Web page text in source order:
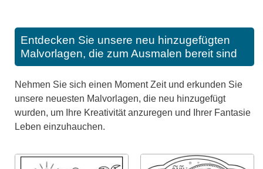
Entdecken Sie unsere neu hinzugefügten
Malvorlagen, die zum Ausmalen bereit sind
Nehmen Sie sich einen Moment Zeit und erkunden Sie
unsere neuesten Malvorlagen, die neu hinzugefügt
wurden, um Ihre Kreativität anzuregen und Ihrer Fantasie
Leben einzuhauchen.